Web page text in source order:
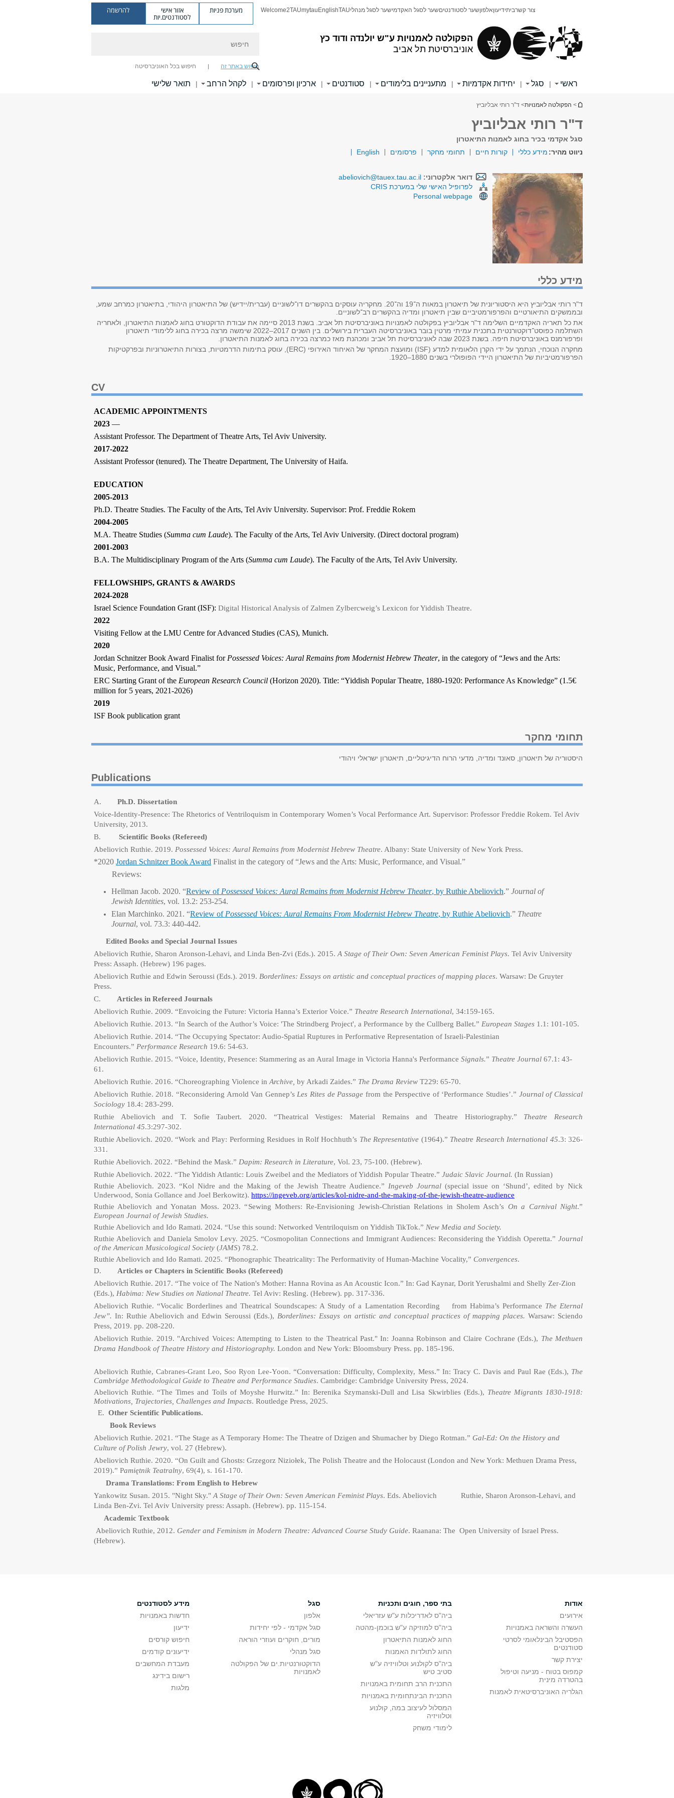
הפקולטה לאמנויות ע"ש יולנדה ודוד כץ
אוניברסיטת תל אביב
צור קשרביתידיעוןאלפוןשער לסטודנטיםשער לסגל האקדמישער לסגל מנהליTAU
English
mytau
Welcome2TAU מערכת פניות אזור אישי
לסטודנטים.יות
להרשמה
חיפוש באתר זה חיפוש בכל האוניברסיטה
ראשי | סגל | יחידות אקדמיות | מתעניינים בלימודים | סטודנטים | ארכיון ופרסומים | לקהל הרחב | תואר שלישי
הינך נמצא כאן
> הפקולטה לאמנויות> ד"ר רותי אבליוביץ
ד"ר רותי אבליוביץ
סגל אקדמי בכיר בחוג לאמנות התיאטרון
ניווט מהיר: מידע כללי קורות חיים תחומי מחקר פרסומים English
דואר אלקטרוני: abeliovich@tauex.tau.ac.il
לפרופיל האישי שלי במערכת CRIS
Personal webpage
מידע כללי
ד"ר רותי אבליוביץ היא היסטוריונית של תיאטרון במאות ה־19 וה־20. מחקריה עוסקים בהקשרים דו־לשוניים (עברית/יידיש) של התיאטרון היהודי, בתיאטרון כמרחב שמע,
ובממשקים התיאורטיים והפרפורמטיביים שבין תיאטרון ומדיה בהקשרים רב־לשוניים.
את כל תאריה האקדמיים השלימה ד"ר אבליוביץ בפקולטה לאמנויות באוניברסיטת תל אביב. בשנת 2013 סיימה את עבודת הדוקטורט בחוג לאמנות התיאטרון, ולאחריה
השתלמה כפוסט־דוקטורנטית בתכנית עמיתי מרטין בובר באוניברסיטה העברית בירושלים. בין השנים 2017–2022 שימשה מרצה בכירה בחוג ללימודי תיאטרון
ופרפורמנס באוניברסיטת חיפה. בשנת 2023 שבה לאוניברסיטת תל אביב ומכהנת מאז כמרצה בכירה בחוג לאמנות התיאטרון.
מחקרה הנוכחי, הנתמך על ידי הקרן הלאומית למדע (ISF) ומועצת המחקר של האיחוד האירופי (ERC), עוסק בתימות הדרמטיות, בצורות התיאטרוניות ובפרקטיקות
הפרפורמטיביות של התיאטרון היידי הפופולרי בשנים 1880–1920.
CV
ACADEMIC APPOINTMENTS
2023 —
Assistant Professor. The Department of Theatre Arts, Tel Aviv University.
2017-2022
Assistant Professor (tenured). The Theatre Department, The University of Haifa.
EDUCATION
2005-2013
Ph.D. Theatre Studies. The Faculty of the Arts, Tel Aviv University. Supervisor: Prof. Freddie Rokem
2004-2005
M.A. Theatre Studies (Summa cum Laude). The Faculty of the Arts, Tel Aviv University. (Direct doctoral program)
2001-2003
B.A. The Multidisciplinary Program of the Arts (Summa cum Laude). The Faculty of the Arts, Tel Aviv University.
FELLOWSHIPS, GRANTS & AWARDS
2024-2028
Israel Science Foundation Grant (ISF): Digital Historical Analysis of Zalmen Zylbercweig’s Lexicon for Yiddish Theatre.
2022
Visiting Fellow at the LMU Centre for Advanced Studies (CAS), Munich.
2020
Jordan Schnitzer Book Award Finalist for Possessed Voices: Aural Remains from Modernist Hebrew Theater, in the category of “Jews and the Arts:
Music, Performance, and Visual.”
ERC Starting Grant of the European Research Council (Horizon 2020). Title: “Yiddish Popular Theatre, 1880-1920: Performance As Knowledge” (1.5€
million for 5 years, 2021-2026)
2019
ISF Book publication grant
תחומי מחקר
היסטוריה של תיאטרון, סאונד ומדיה, מדעי הרוח הדיגיטליים, תיאטרון ישראלי ויהודי
Publications
A.
Ph.D. Dissertation
Voice-Identity-Presence: The Rhetorics of Ventriloquism in Contemporary Women’s Vocal Performance Art. Supervisor: Professor Freddie Rokem. Tel Aviv
University, 2013.
B.
Scientific Books (Refereed)
Abeliovich Ruthie. 2019. Possessed Voices: Aural Remains from Modernist Hebrew Theatre. Albany: State University of New York Press.
*2020 Jordan Schnitzer Book Award Finalist in the category of “Jews and the Arts: Music, Performance, and Visual.”
Reviews:
Hellman Jacob. 2020. “Review of Possessed Voices: Aural Remains from Modernist Hebrew Theater, by Ruthie Abeliovich.” Journal of
Jewish Identities, vol. 13.2: 253-254.
Elan Marchinko. 2021. “Review of Possessed Voices: Aural Remains From Modernist Hebrew Theatre, by Ruthie Abeliovich.” Theatre
Journal, vol. 73.3: 440-442.
Edited Books and Special Journal Issues
Abeliovich Ruthie, Sharon Aronson-Lehavi, and Linda Ben-Zvi (Eds.). 2015. A Stage of Their Own: Seven American Feminist Plays. Tel Aviv University
Press: Assaph. (Hebrew) 196 pages.
Abeliovich Ruthie and Edwin Seroussi (Eds.). 2019. Borderlines: Essays on artistic and conceptual practices of mapping places. Warsaw: De Gruyter
Press.
C. Articles in Refereed Journals
Abeliovich Ruthie. 2009. “Envoicing the Future: Victoria Hanna’s Exterior Voice.” Theatre Research International, 34:159-165.
Abeliovich Ruthie. 2013. “In Search of the Author’s Voice: 'The Strindberg Project', a Performance by the Cullberg Ballet.” European Stages 1.1: 101-105.
Abeliovich Ruthie. 2014. “The Occupying Spectator: Audio-Spatial Ruptures in Performative Representation of Israeli-Palestinian
Encounters.” Performance Research 19.6: 54-63.
Abeliovich Ruthie. 2015. “Voice, Identity, Presence: Stammering as an Aural Image in Victoria Hanna's Performance Signals.” Theatre Journal 67.1: 43-
61.
Abeliovich Ruthie. 2016. “Choreographing Violence in Archive, by Arkadi Zaides.” The Drama Review T229: 65-70.
Abeliovich Ruthie. 2018. “Reconsidering Arnold Van Gennep’s Les Rites de Passage from the Perspective of ‘Performance Studies’.” Journal of Classical
Sociology 18.4: 283-299.
Ruthie Abeliovich and T. Sofie Taubert. 2020. “Theatrical Vestiges: Material Remains and Theatre Historiography.” Theatre Research
International 45.3:297-302.
Ruthie Abeliovich. 2020. “Work and Play: Performing Residues in Rolf Hochhuth’s The Representative (1964).” Theatre Research International 45.3: 326-
331 .
Ruthie Abeliovich. 2022. “Behind the Mask.” Dapim: Research in Literature, Vol. 23, 75-100. (Hebrew).
Ruthie Abeliovich. 2022. “The Yiddish Atlantic: Louis Zweibel and the Mediators of Yiddish Popular Theatre.” Judaic Slavic Journal. (In Russian)
Ruthie Abeliovich. 2023.“Kol Nidre and the Making of the Jewish Theatre Audience.” Ingeveb Journal(special issue on ‘Shund’, edited by Nick
Underwood, Sonia Gollance and Joel Berkowitz). https://ingeveb.org/articles/kol-nidre-and-the-making-of-the-jewish-theatre-audience
Ruthie Abeliovich and Yonatan Moss. 2023. “Sewing Mothers: Re-Envisioning Jewish-Christian Relations in Sholem Asch’s On a Carnival Night.”
European Journal of Jewish Studies.
Ruthie Abeliovich and Ido Ramati. 2024. “Use this sound: Networked Ventriloquism on Yiddish TikTok.” New Media and Society.
Ruthie Abeliovich and Daniela Smolov Levy. 2025. “Cosmopolitan Connections and Immigrant Audiences: Reconsidering the Yiddish Operetta.” Journal
of the American Musicological Society (JAMS) 78.2.
Ruthie Abeliovich and Ido Ramati. 2025. “Phonographic Theatricality: The Performativity of Human-Machine Vocality,” Convergences.
D. Articles or Chapters in Scientific Books (Refereed)
Abeliovich Ruthie. 2017. “The voice of The Nation's Mother: Hanna Rovina as An Acoustic Icon.” In: Gad Kaynar, Dorit Yerushalmi and Shelly Zer-Zion
(Eds.), Habima: New Studies on National Theatre. Tel Aviv: Resling. (Hebrew). pp. 317-336.
Abeliovich Ruthie. “Vocalic Borderlines and Theatrical Soundscapes: A Study of a Lamentation Recording from Habima’s Performance The Eternal
Jew”. In: Ruthie Abeliovich and Edwin Seroussi (Eds.), Borderlines: Essays on artistic and conceptual practices of mapping places. Warsaw: Sciendo
Press, 2019. pp. 208-220.
Abeliovich Ruthie. 2019. "Archived Voices: Attempting to Listen to the Theatrical Past." In: Joanna Robinson and Claire Cochrane (Eds.), The Methuen
Drama Handbook of Theatre History and Historiography. London and New York: Bloomsbury Press. pp. 185-196.
Abeliovich Ruthie,Cabranes-Grant Leo, Soo Ryon Lee-Yoon. “Conversation: Difficulty, Complexity, Mess.” In: Tracy C. Davis and Paul Rae (Eds.), The
Cambridge Methodological Guide to Theatre and Performance Studies. Cambridge: Cambridge University Press, 2024.
Abeliovich Ruthie. “The Times and Toils of Moyshe Hurwitz.” In: Berenika Szymanski-Dull and Lisa Skwirblies (Eds.), Theatre Migrants 1830-1918:
Motivations, Trajectories, Challenges and Impacts. Routledge Press, 2025.
E. Other Scientific Publications.
Book Reviews
Abeliovich Ruthie. 2021. “The Stage as A Temporary Home: The Theatre of Dzigen and Shumacher by Diego Rotman.” Gal-Ed: On the History and
Culture of Polish Jewry, vol. 27 (Hebrew).
Abeliovich Ruthie. 2020. “On Guilt and Ghosts: Grzegorz Niziołek, The Polish Theatre and the Holocaust (London and New York: Methuen Drama Press,
2019).” Pamiętnik Teatralny, 69(4), s. 161-170.
Drama Translations: From English to Hebrew
Yankowitz Susan. 2015. "Night Sky." A Stage of Their Own: Seven American Feminist Plays. Eds. Abeliovich Ruthie, Sharon Aronson-Lehavi, and
Linda Ben-Zvi. Tel Aviv University press: Assaph. (Hebrew). pp. 115-154.
Academic Textbook
Abeliovich Ruthie, 2012. Gender and Feminism in Modern Theatre: Advanced Course Study Guide. Raanana: The Open University of Israel Press.
(Hebrew).
אודות
אירועים
העשרה והשראה באמנויות
הפסטיבל הבינלאומי לסרטי
סטודנטים
יצירת קשר
קמפוס בטוח - מניעה וטיפול
בהטרדה מינית
הגלריה האוניברסיטאית לאמנות
בתי ספר, חוגים ותכניות
ביה"ס לאדריכלות ע"ש עזריאלי
ביה"ס למוזיקה ע"ש בוכמן-מהטה
החוג לאמנות התיאטרון
החוג לתולדות האמנות
ביה"ס לקולנוע וטלוויזיה ע"ש
סטיב טיש
התכנית הרב תחומית באמנויות
התכנית הבינתחומית באמנויות
המסלול לעיצוב במה, קולנוע
וטלוויזיה
לימודי משחק
סגל
אלפון
סגל אקדמי - לפי יחידות
מורים, חוקרים ועוזרי הוראה
סגל מנהלי
הדוקטורנטיות.ים של הפקולטה
לאמנויות
מידע לסטודנטים
חדשות באמנויות
ידיעון
חיפוש קורסים
ידיעונים קודמים
מעבדת המחשבים
רישום בידינג
מלגות